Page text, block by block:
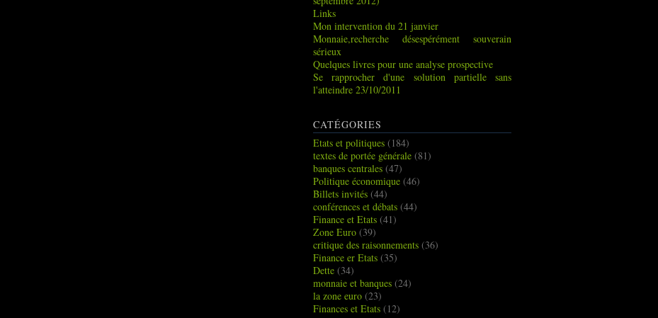
Links
Mon intervention du 21 janvier
Monnaie,recherche désespérément souverain
sérieux
Quelques livres pour une analyse prospective
Se rapprocher d'une solution partielle sans
l'atteindre 23/10/2011
CATÉGORIES
Etats et politiques (184)
textes de portée générale (81)
banques centrales (47)
Politique économique (46)
Billets invités (44)
conférences et débats (44)
Finance et Etats (41)
Zone Euro (39)
critique des raisonnements (36)
Finance er Etats (35)
Dette (34)
monnaie et banques (24)
la zone euro (23)
Finances et Etats (12)